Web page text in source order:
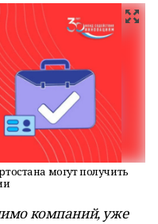
могут получить
компаний, уже